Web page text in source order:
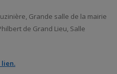
Grande salle de la mairie
de Grand Lieu, Salle
lien.